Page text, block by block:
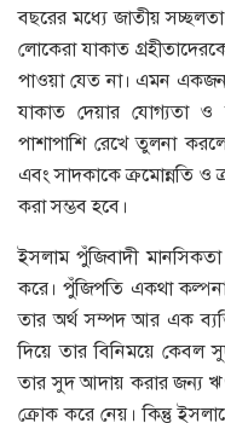
বছরের মধ্যে জাতীয়
লোকেরা যাকাত
পাওয়া যেত না। এমন
যাকাত দেয়ার যোগ্যতা ও
পাশাপাশি রেখে তুলনা
এবং সাদকাকে ক্রমোন্নতি ও
করা সম্ভব হবে।
ইসলাম পুঁজিবাদী
করে। পুঁজিপতি একথা
তার অর্থ সম্পদ আর এক
দিয়ে তার বিনিময়ে
তার সুদ আদায় করার জন্য
ক্রোক করে নেয়। কিন্তু